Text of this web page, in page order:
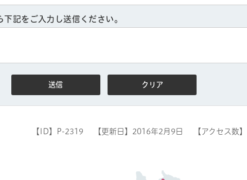
記をご入力し送信ください。
【ID】 P-2319 【更新日】 2016年2月9日 【アクセス数】